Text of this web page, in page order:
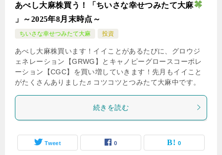
あべし大麻株買う！「ちいさな幸せつみたて大麻
」～2025年8月末時点～
ちいさな幸せつみたて大麻 投資
あべし大麻株買います！イイことがあるたびに、グロウジ
ェネレーション【GRWG】とキャノピーグロースコーポレ
ーション【CGC】を買い増していきます！先月もイイこと
がたくさんありました♬コツコツとつみたて大麻中です。
続きを読む
Tweet 0 0